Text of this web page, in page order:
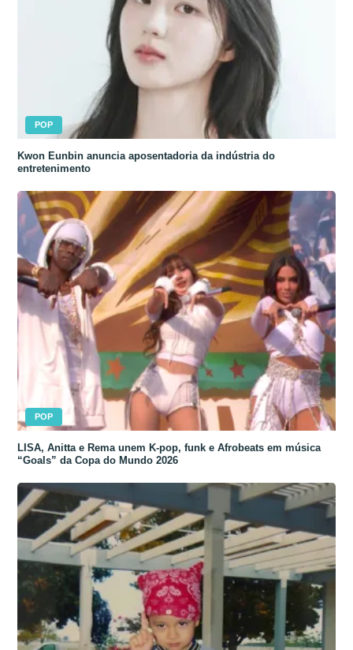
POP
Kwon Eunbin anuncia aposentadoria da indústria do
entretenimento
POP
LISA, Anitta e Rema unem K-pop, funk e Afrobeats em música
“Goals” da Copa do Mundo 2026